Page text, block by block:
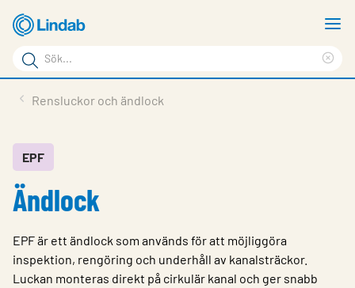
Hoppa
till
huvudinnehållet
Sökord
Sök
på
Service & Support
Hållbarhet
Kontakt
Rensluckor och ändlock
EPF
Ändlock
EPF är ett ändlock som används för att möjliggöra
inspektion, rengöring och underhåll av kanalsträckor.
Luckan monteras direkt på cirkulär kanal och ger snabb